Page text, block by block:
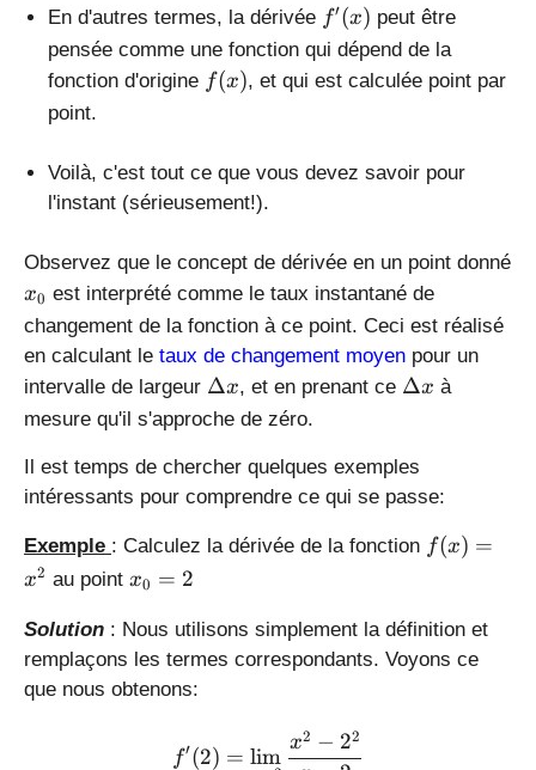
)
En d'autres termes, la dérivée f
'
x
f′(x) peut être
pensée comme une fonction qui dépend de la
fonction d'origine ff(x), et qui est calculée point par
point.
Voilà, c'est tout ce que vous devez savoir pour
l'instant (sérieusement!).
Observez que le concept de dérivée en un point donné
x
_
x0 est interprété comme le taux instantané de
changement de la fonction à ce point. Ceci est réalisé
en calculant le taux de changement moyen pour un
intervalle de largeur \
D
t
a
Δx, et en prenant ce \
t
a
Δx à
mesure qu'il s'approche de zéro.
Il est temps de chercher quelques exemples
intéressants pour comprendre ce qui se passe:
Exemple : Calculez la dérivée de la fonction f(
=
^
f(x) =
x2 au point x
0
=
2
x0 = 2
Solution : Nous utilisons simplement la définition et
remplaçons les termes correspondants. Voyons ce
que nous obtenons:
f'(2) = \lim_{x\to 2}
f′(2) = lim
x2 − 22